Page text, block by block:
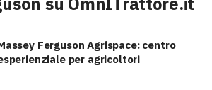
Ferguson Agrispace: centro
per agricoltori